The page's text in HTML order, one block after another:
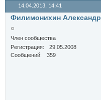
14.04.2013, 14:41
Филимонихин Александр
Член сообщества
Регистрация
29.05.2008
Сообщений
359